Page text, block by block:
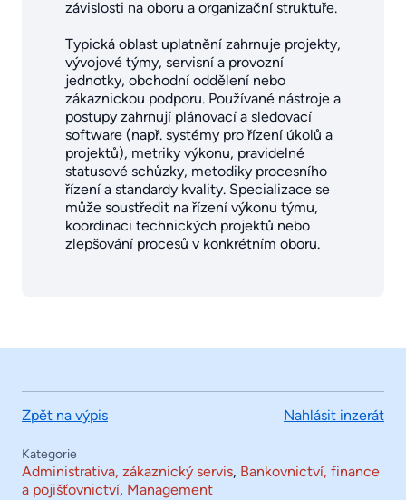
závislosti na oboru a organizační struktuře.
Typická oblast uplatnění zahrnuje projekty,
vývojové týmy, servisní a provozní
jednotky, obchodní oddělení nebo
zákaznickou podporu. Používané nástroje a
postupy zahrnují plánovací a sledovací
software (např. systémy pro řízení úkolů a
projektů), metriky výkonu, pravidelné
statusové schůzky, metodiky procesního
řízení a standardy kvality. Specializace se
může soustředit na řízení výkonu týmu,
koordinaci technických projektů nebo
zlepšování procesů v konkrétním oboru.
Zpět na výpis Nahlásit inzerát
Kategorie
Administrativa, zákaznický servis, Bankovnictví, finance
a pojišťovnictví, Management